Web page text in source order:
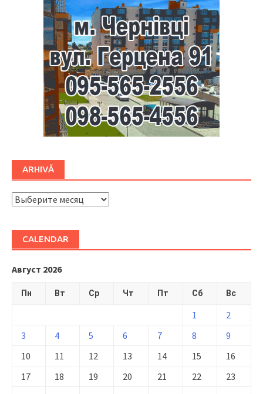
ARHIVĂ
ARHIVĂ
CALENDAR
Август 2026
Пн Вт Ср Чт Пт Сб Вс
1
2
3
4 5 6 7 8
9
10
11 12 13 14 15
16
17
18 19 20 21 22
23